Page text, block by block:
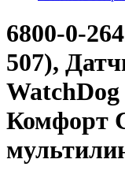
6800-0-
507),
WatchDog
Комфорт